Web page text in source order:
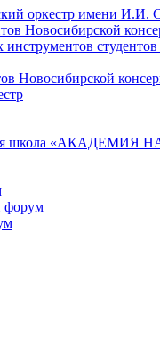
оркестр имени И.И.
Новосибирской
студентов
Новосибирской
школа «АКАДЕМИЯ
форум